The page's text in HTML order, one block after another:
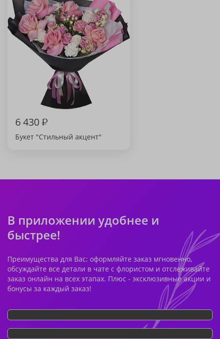
6 430₽
Букет "Стильный акцент"
В приложении удобнее и
быстрее!
Преимущества для Вас: оформляйте заказ мгновенно,
обсуждайте все детали в чате с флористом и отслеживайте
заказ онлайн на всех этапах. Плюс - эксклюзивные акции и
бонусы за каждый заказ!